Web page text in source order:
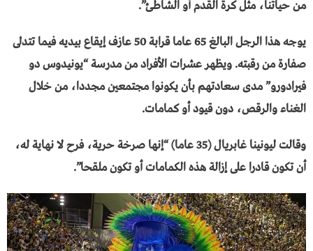
من حياتنا، مثل كرة القدم أو الشاطئ”.
يوجه هذا الرجل البالغ 65 عاما قرابة 50 عازف إيقاع بيديه فيما تتدلى
صفارة من رقبته. ويظهر عشرات الأفراد من مدرسة “يونيدوس دو
فيرادورو” مدى سعادتهم بأن يكونوا مجتمعين مجددا، من خلال
الغناء والرقص، دون قيود أو كمامات.
وقالت ليونينا غابريال (35 عاما) “إنها صرخة حرية، فرح لا نهاية له،
أن تكون قادرا على إزالة هذه الكمامات أو تكون ملقحا”.